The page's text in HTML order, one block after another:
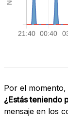
Por el
¿Estás teniendo
mensaje en los